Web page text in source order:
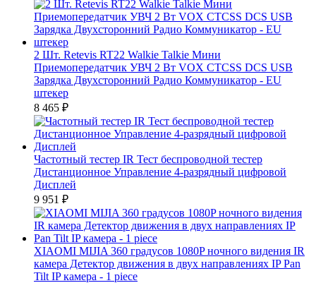
2 Шт. Retevis RT22 Walkie Talkie Мини
Приемопередатчик УВЧ 2 Вт VOX CTCSS DCS USB
Зарядка Двухсторонний Радио Коммуникатор - EU
штекер
8 465 ₽
Частотный тестер IR Тест беспроводной тестер
Дистанционное Управление 4-разрядный цифровой
Дисплей
9 951 ₽
XIAOMI MIJIA 360 градусов 1080P ночного видения IR
камера Детектор движения в двух направлениях IP Pan
Tilt IP камера - 1 piece